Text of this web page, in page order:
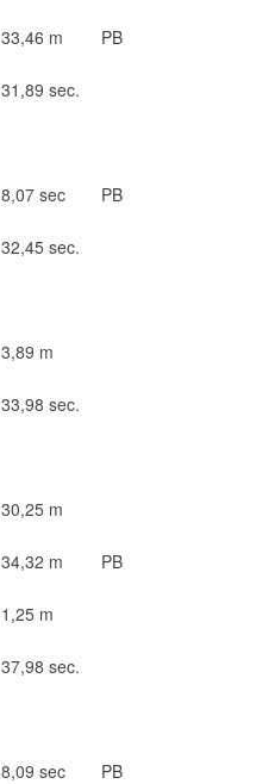
33,46 m PB
31,89 sec.
8,07 sec PB
32,45 sec.
3,89 m
33,98 sec.
30,25 m
34,32 m PB
1,25 m
37,98 sec.
8,09 sec PB